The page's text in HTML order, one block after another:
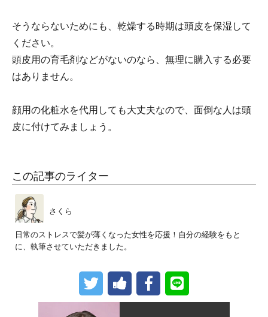
そうならないためにも、乾燥する時期は頭皮を保湿して
ください。
頭皮用の育毛剤などがないのなら、無理に購入する必要
はありません。
顔用の化粧水を代用しても大丈夫なので、面倒な人は頭
皮に付けてみましょう。
この記事のライター
さくら
日常のストレスで髪が薄くなった女性を応援！自分の経験をもと
に、執筆させていただきました。